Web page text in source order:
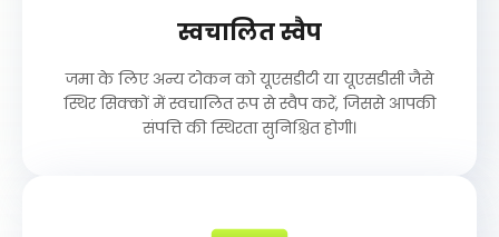
स्वचालित स्वैप
जमा के लिए अन्य टोकन को यूएसडीटी या यूएसडीसी जैसे
स्थिर सिक्कों में स्वचालित रूप से स्वैप करें, जिससे आपकी
संपत्ति की स्थिरता सुनिश्चित होगी।